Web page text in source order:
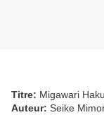
Titre: Migawari
Auteur: Seike